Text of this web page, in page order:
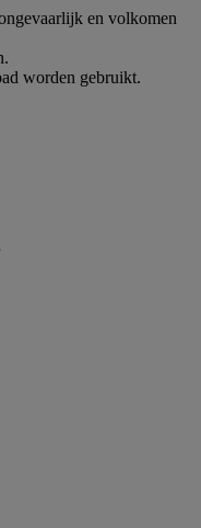
en volkomen
worden gebruikt.